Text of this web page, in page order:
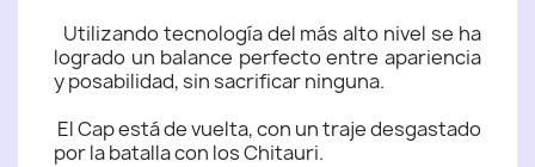
Utilizando tecnología del más alto nivel se ha
logrado un balance perfecto entre apariencia
y posabilidad, sin sacrificar ninguna.
El Cap está de vuelta, con un traje desgastado
por la batalla con los Chitauri.